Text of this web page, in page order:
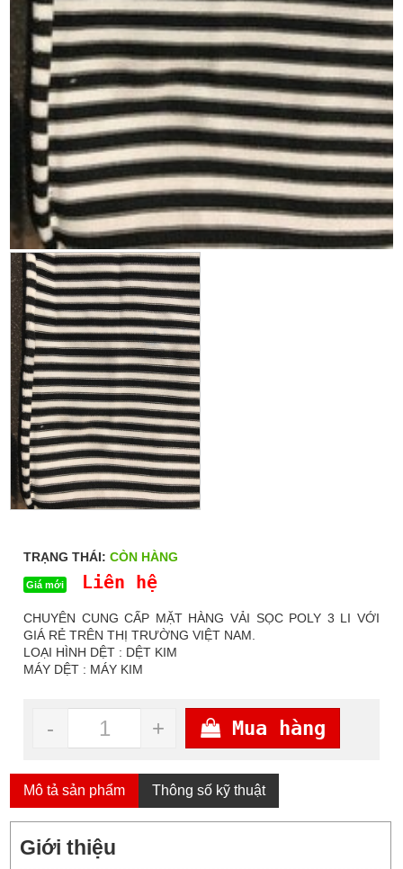
TRẠNG THÁI: CÒN HÀNG
Giá mới Liên hệ
CHUYÊN CUNG CẤP MẶT HÀNG VẢI SỌC POLY 3 LI VỚI
GIÁ RẺ TRÊN THỊ TRƯỜNG VIỆT NAM.
LOẠI HÌNH DỆT : DỆT KIM
MÁY DỆT : MÁY KIM
- + Mua hàng
Mô tả sản phẩm Thông số kỹ thuật
Giới thiệu